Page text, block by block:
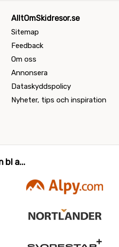
AlltOmSkidresor.se
Sitemap
Feedback
Om oss
Annonsera
Dataskyddspolicy
Nyheter, tips och inspiration
bl a...